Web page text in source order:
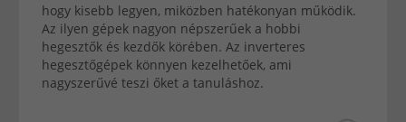
hogy kisebb legyen, miközben hatékonyan működik.
Az ilyen gépek nagyon népszerűek a hobbi
hegesztők és kezdők körében. Az inverteres
hegesztőgépek könnyen kezelhetőek, ami
nagyszerűvé teszi őket a tanuláshoz.